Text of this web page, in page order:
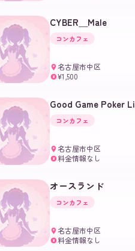
CYBER＿Male
コンカフェ
名古屋市中区
¥ ¥1,500
Good Game Poker
コンカフェ
名古屋市中区
¥ 料金情報なし
オースランド
コンカフェ
名古屋市中区
¥ 料金情報なし